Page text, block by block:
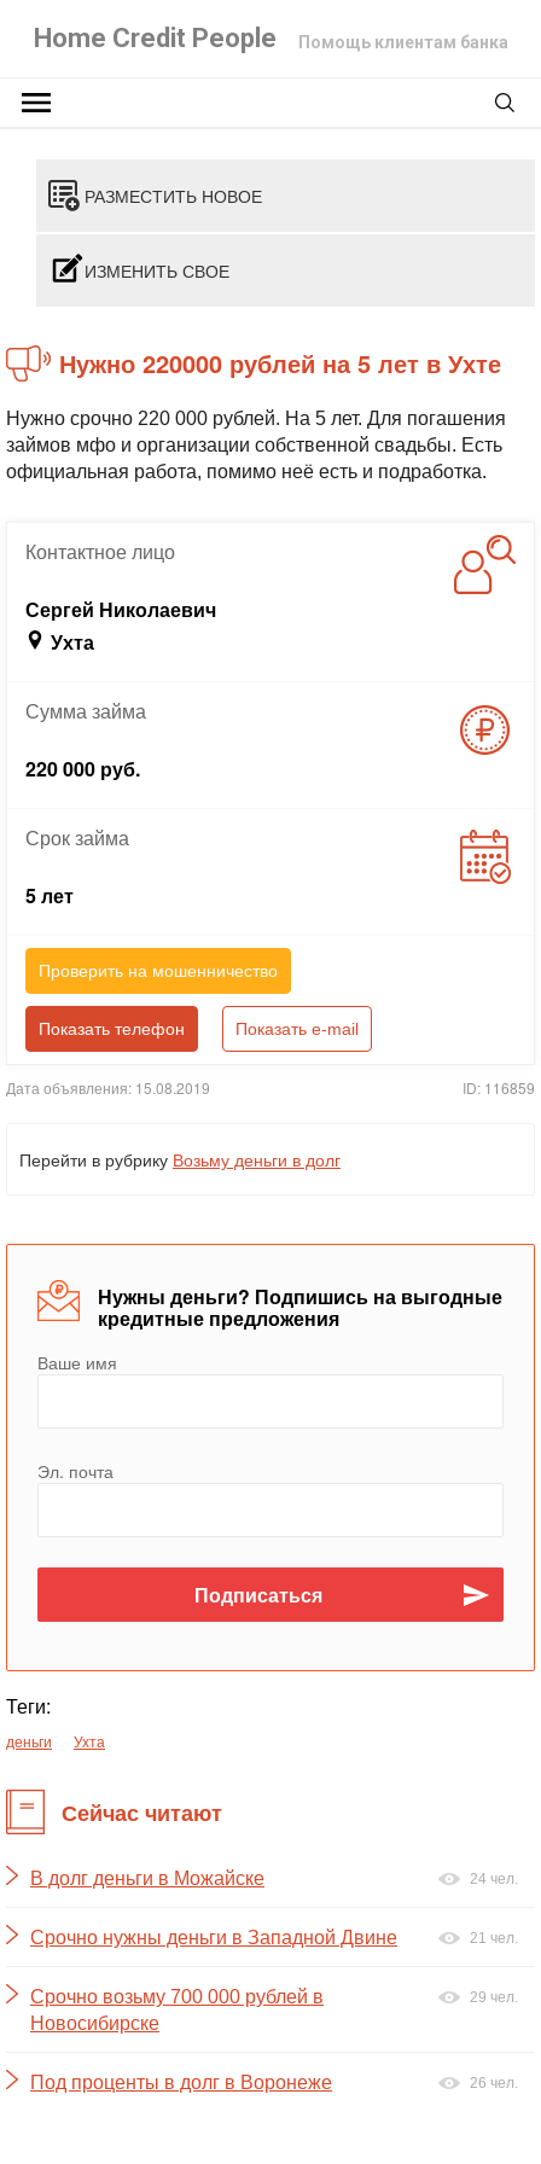
Home Credit People Помощь клиентам банка
РАЗМЕСТИТЬ НОВОЕ
ИЗМЕНИТЬ СВОЕ
Нужно 220000 рублей на 5 лет в Ухте
Нужно срочно 220 000 рублей. На 5 лет. Для погашения
займов мфо и организации собственной свадьбы. Есть
официальная работа, помимо неё есть и подработка.
Контактноелицо
Сергей Николаевич
Ухта
Суммазайма
220 000 руб.
Срокзайма
5 лет
Проверить на мошенничество
Показать телефон Показать e-mail
Дата объявления: 15.08.2019 ID: 116859
Перейти в рубрику Возьму деньги в долг
Нужны деньги? Подпишись на выгодные
кредитные предложения
Ваше имя
Эл. почта
Теги:
деньги Ухта
Сейчас читают
В долг деньги в Можайске 24 чел.
Срочно нужны деньги в Западной Двине 21 чел.
Срочно возьму 700 000 рублей в
Новосибирске
29 чел.
Под проценты в долг в Воронеже 26 чел.